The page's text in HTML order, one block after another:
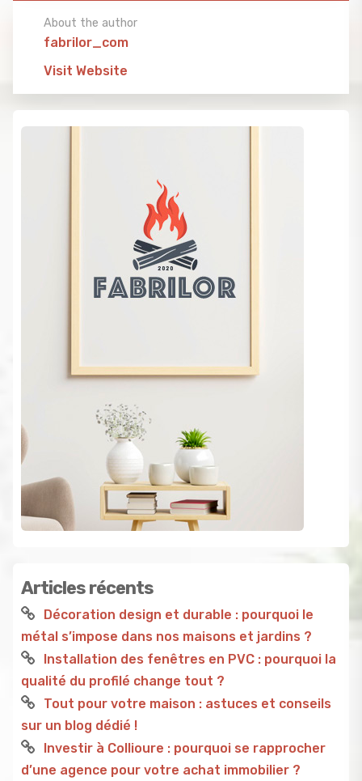
About the author
fabrilor_com
Visit Website
Articles récents
Décoration design et durable : pourquoi le
métal s’impose dans nos maisons et jardins ?
Installation des fenêtres en PVC : pourquoi la
qualité du profilé change tout ?
Tout pour votre maison : astuces et conseils
sur un blog dédié !
Investir à Collioure : pourquoi se rapprocher
d’une agence pour votre achat immobilier ?